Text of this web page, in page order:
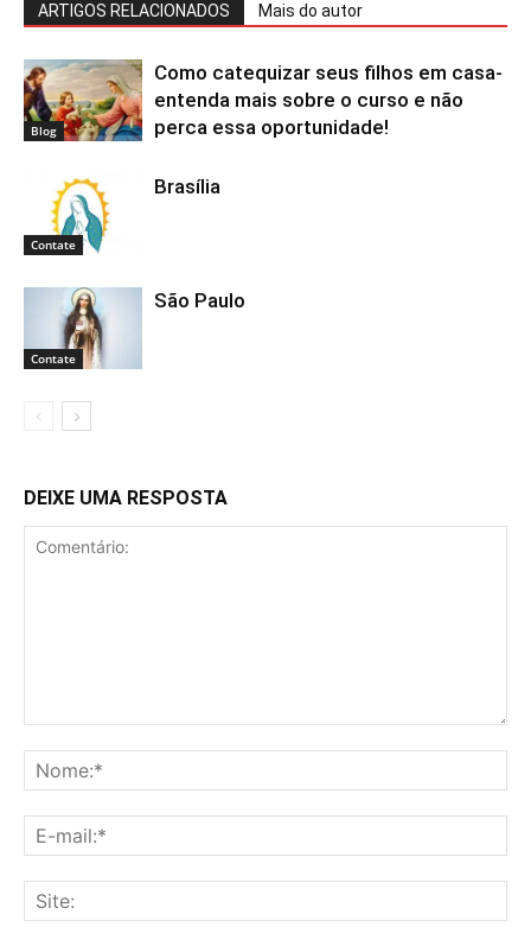
ARTIGOS RELACIONADOS Mais do autor
Blog
Como catequizar seus filhos em casa-
entenda mais sobre o curso e não
perca essa oportunidade!
Contate
Brasília
Contate
São Paulo
DEIXE UMA RESPOSTA